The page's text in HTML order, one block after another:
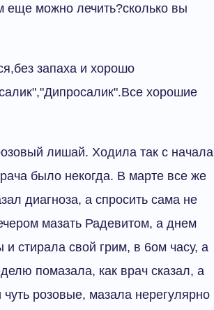
еще можно лечить?сколько вы
запаха и хорошо
хорошие
лишай. Ходила так с начала
было некогда. В марте все же
диагноза, а спросить сама не
мазать Радевитом, а днем
стирала свой грим, в 6ом часу, а
помазала, как врач сказал, а
розовые, мазала нерегулярно